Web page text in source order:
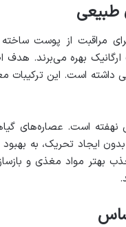
طبیعی
مراقبت از پوست
بهره می‌برند. هدف
است. این ترکیبات
نهفته است. عصاره‌های
بدون ایجاد تحریک، به
بهتر مواد مغذی و